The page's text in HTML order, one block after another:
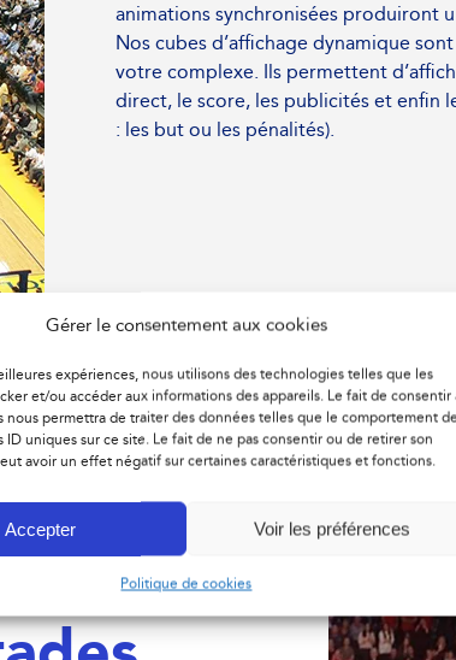
Gérer le consentement aux cookies
expériences, nous utilisons des technologies telles que les
et/ou accéder aux informations des appareils. Le fait de consentir
nous permettra de traiter des données telles que le comportement
ID uniques sur ce site. Le fait de ne pas consentir ou de retirer son
avoir un effet négatif sur certaines caractéristiques et fonctions.
Accepter Voir les préférences
Politique de cookies
animations synchronisées produiront
Nos cubes d’affichage dynamique
votre complexe. Ils permettent
direct, le score, les publicités et enfin
: les but ou les pénalités).